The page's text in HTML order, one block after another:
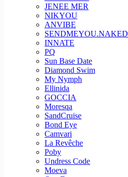
JENEE MER
NIKYOU
ANVIBE
SENDMEYOU.NAKED
INNATE
PQ
Sun Base Date
Diamond Swim
My Nymph
Ellinida
GOCCIA
Moresqa
SandCruise
Bond Eye
Camvari
La Revêche
Poby
Undress Code
Moeva